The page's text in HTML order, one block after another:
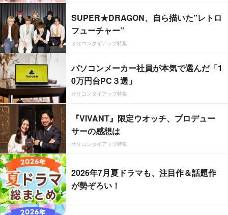
SUPER★DRAGON、自ら描いた”レトロ
フューチャー”
オリコンタイアップ特集
パソコンメーカー社員が本気で選んだ「1
0万円台PC３選」
オリコンタイアップ特集
『VIVANT』限定ウオッチ、プロデュー
サーの感想は
オリコンタイアップ特集
2026年7月夏ドラマも、注目作＆話題作
が勢ぞろい！